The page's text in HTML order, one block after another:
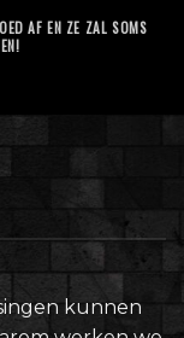
AF EN ZE ZAL SOMS
kunnen